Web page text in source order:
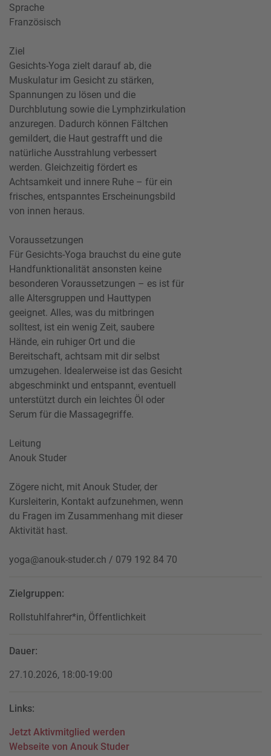
Sprache
Französisch
Ziel
Gesichts-Yoga zielt darauf ab, die
Muskulatur im Gesicht zu stärken,
Spannungen zu lösen und die
Durchblutung sowie die Lymphzirkulation
anzuregen. Dadurch können Fältchen
gemildert, die Haut gestrafft und die
natürliche Ausstrahlung verbessert
werden. Gleichzeitig fördert es
Achtsamkeit und innere Ruhe – für ein
frisches, entspanntes Erscheinungsbild
von innen heraus.
Voraussetzungen
Für Gesichts-Yoga brauchst du eine gute
Handfunktionalität ansonsten keine
besonderen Voraussetzungen – es ist für
alle Altersgruppen und Hauttypen
geeignet. Alles, was du mitbringen
solltest, ist ein wenig Zeit, saubere
Hände, ein ruhiger Ort und die
Bereitschaft, achtsam mit dir selbst
umzugehen. Idealerweise ist das Gesicht
abgeschminkt und entspannt, eventuell
unterstützt durch ein leichtes Öl oder
Serum für die Massagegriffe.
Leitung
Anouk Studer
Zögere nicht, mit Anouk Studer, der
Kursleiterin, Kontakt aufzunehmen, wenn
du Fragen im Zusammenhang mit dieser
Aktivität hast.
yoga@anouk-studer.ch / 079 192 84 70
Zielgruppen:
Rollstuhlfahrer*in, Öffentlichkeit
Dauer:
27.10.2026, 18:00-19:00
Links:
Jetzt Aktivmitglied werden
Webseite von Anouk Studer